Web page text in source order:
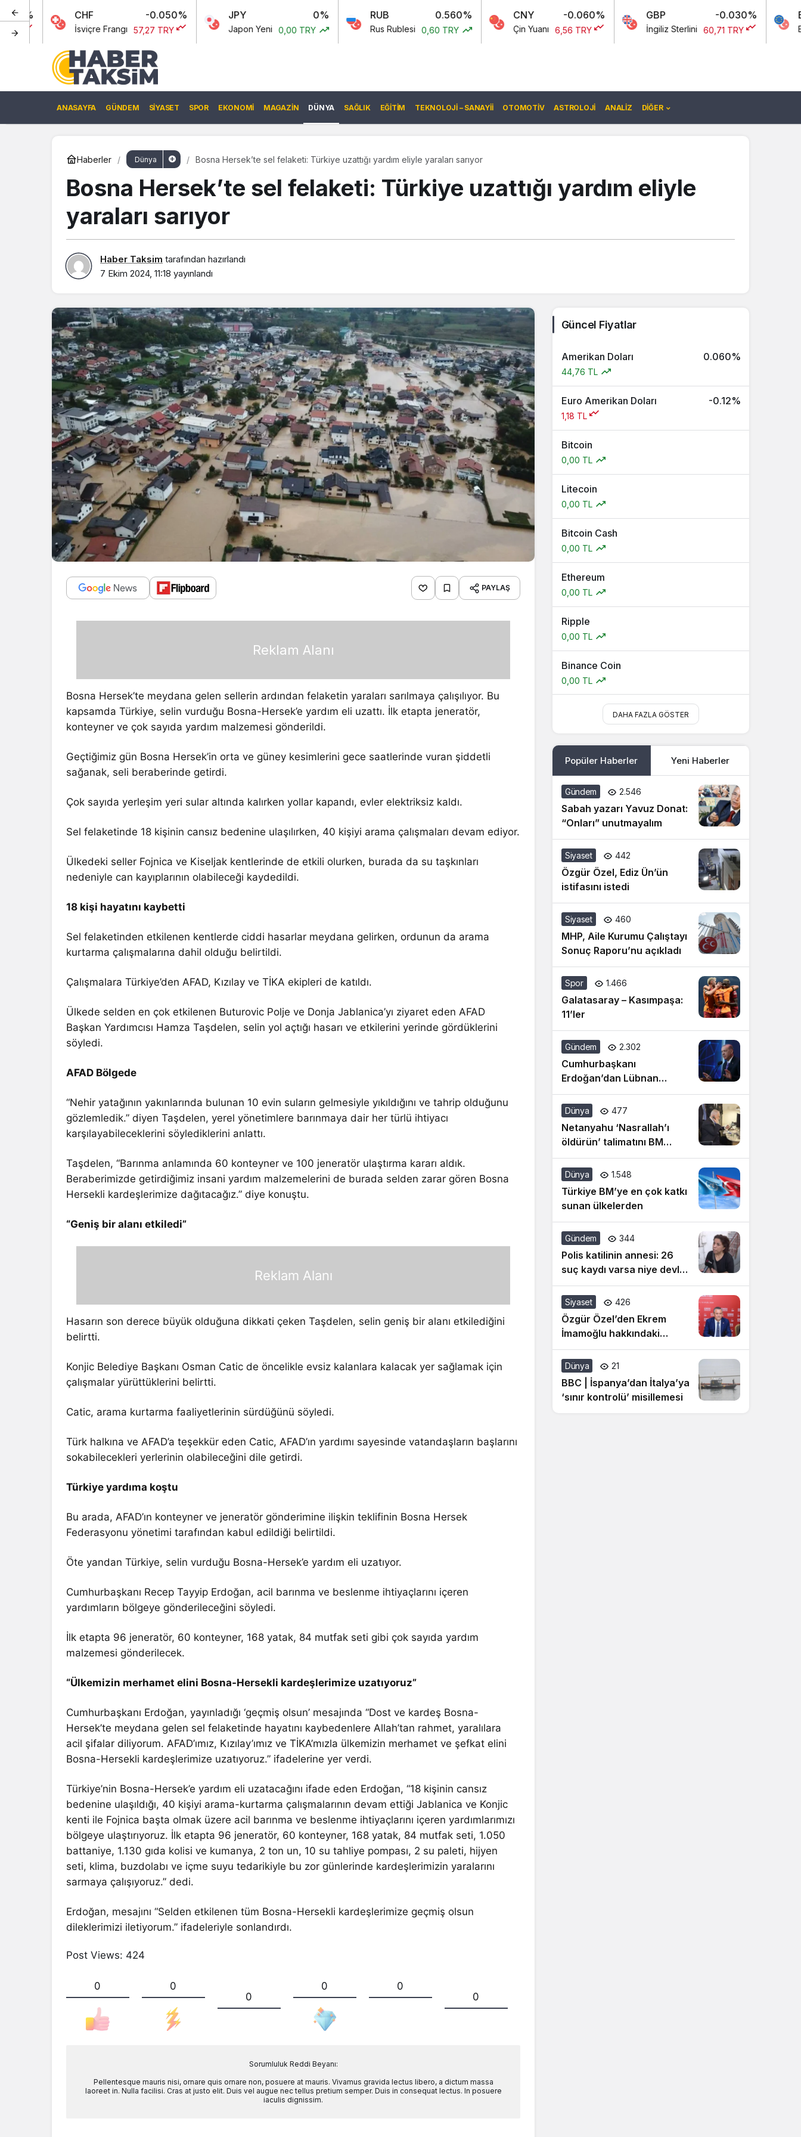
CHF
İsviçre Frangı 57,27 TRY
JPY
Japon Yeni 0,00 TRY
RUB 0.560%
Rus Rublesi 0,60 TRY
CNY -0.060%
Çin Yuanı 6,56 TRY
GBP -0.030%
İngiliz Sterlini 60,71 TRY
EURO/USD
Euro
ANASAYFA GÜNDEM SIYASET SPOR EKONOMI MAGAZIN DÜNYA SAĞLIK EĞITIM TEKNOLOJI – SANAYII OTOMOTIV ASTROLOJI ANALIZ DIĞER
Haberler Dünya Bosna Hersek’te sel felaketi: Türkiye uzattığı yardım eliyle yaraları sarıyor
Bosna Hersek’te sel felaketi: Türkiye uzattığı yardım eliyle
yaraları sarıyor
Haber Taksim tarafından hazırlandı
7 Ekim 2024, 11:18 yayınlandı
PAYLAŞ
Reklam Alanı
Bosna Hersek’te meydana gelen sellerin ardından felaketin yaraları sarılmaya çalışılıyor. Bu
kapsamda Türkiye, selin vurduğu Bosna-Hersek’e yardım eli uzattı. İlk etapta jeneratör,
konteyner ve çok sayıda yardım malzemesi gönderildi.
Geçtiğimiz gün Bosna Hersek’in orta ve güney kesimlerini gece saatlerinde vuran şiddetli
sağanak, seli beraberinde getirdi.
Çok sayıda yerleşim yeri sular altında kalırken yollar kapandı, evler elektriksiz kaldı.
Sel felaketinde 18 kişinin cansız bedenine ulaşılırken, 40 kişiyi arama çalışmaları devam ediyor.
Ülkedeki seller Fojnica ve Kiseljak kentlerinde de etkili olurken, burada da su taşkınları
nedeniyle can kayıplarının olabileceği kaydedildi.
18 kişi hayatını kaybetti
Sel felaketinden etkilenen kentlerde ciddi hasarlar meydana gelirken, ordunun da arama
kurtarma çalışmalarına dahil olduğu belirtildi.
Çalışmalara Türkiye’den AFAD, Kızılay ve TİKA ekipleri de katıldı.
Ülkede selden en çok etkilenen Buturovic Polje ve Donja Jablanica’yı ziyaret eden AFAD
Başkan Yardımcısı Hamza Taşdelen, selin yol açtığı hasarı ve etkilerini yerinde gördüklerini
söyledi.
AFAD Bölgede
“Nehir yatağının yakınlarında bulunan 10 evin suların gelmesiyle yıkıldığını ve tahrip olduğunu
gözlemledik.” diyen Taşdelen, yerel yönetimlere barınmaya dair her türlü ihtiyacı
karşılayabileceklerini söylediklerini anlattı.
Taşdelen, “Barınma anlamında 60 konteyner ve 100 jeneratör ulaştırma kararı aldık.
Beraberimizde getirdiğimiz insani yardım malzemelerini de burada selden zarar gören Bosna
Hersekli kardeşlerimize dağıtacağız.” diye konuştu.
“Geniş bir alanı etkiledi”
Reklam Alanı
Hasarın son derece büyük olduğuna dikkati çeken Taşdelen, selin geniş bir alanı etkilediğini
belirtti.
Konjic Belediye Başkanı Osman Catic de öncelikle evsiz kalanlara kalacak yer sağlamak için
çalışmalar yürüttüklerini belirtti.
Catic, arama kurtarma faaliyetlerinin sürdüğünü söyledi.
Türk halkına ve AFAD’a teşekkür eden Catic, AFAD’ın yardımı sayesinde vatandaşların başlarını
sokabilecekleri yerlerinin olabileceğini dile getirdi.
Türkiye yardıma koştu
Bu arada, AFAD’ın konteyner ve jeneratör gönderimine ilişkin teklifinin Bosna Hersek
Federasyonu yönetimi tarafından kabul edildiği belirtildi.
Öte yandan Türkiye, selin vurduğu Bosna-Hersek’e yardım eli uzatıyor.
Cumhurbaşkanı Recep Tayyip Erdoğan, acil barınma ve beslenme ihtiyaçlarını içeren
yardımların bölgeye gönderileceğini söyledi.
İlk etapta 96 jeneratör, 60 konteyner, 168 yatak, 84 mutfak seti gibi çok sayıda yardım
malzemesi gönderilecek.
“Ülkemizin merhamet elini Bosna-Hersekli kardeşlerimize uzatıyoruz”
Cumhurbaşkanı Erdoğan, yayınladığı ‘geçmiş olsun’ mesajında “Dost ve kardeş Bosna-
Hersek’te meydana gelen sel felaketinde hayatını kaybedenlere Allah’tan rahmet, yaralılara
acil şifalar diliyorum. AFAD’ımız, Kızılay’ımız ve TİKA’mızla ülkemizin merhamet ve şefkat elini
Bosna-Hersekli kardeşlerimize uzatıyoruz.” ifadelerine yer verdi.
Türkiye’nin Bosna-Hersek’e yardım eli uzatacağını ifade eden Erdoğan, “18 kişinin cansız
bedenine ulaşıldığı, 40 kişiyi arama-kurtarma çalışmalarının devam ettiği Jablanica ve Konjic
kenti ile Fojnica başta olmak üzere acil barınma ve beslenme ihtiyaçlarını içeren yardımlarımızı
bölgeye ulaştırıyoruz. İlk etapta 96 jeneratör, 60 konteyner, 168 yatak, 84 mutfak seti, 1.050
battaniye, 1.130 gıda kolisi ve kumanya, 2 ton un, 10 su tahliye pompası, 2 su paleti, hijyen
seti, klima, buzdolabı ve içme suyu tedarikiyle bu zor günlerinde kardeşlerimizin yaralarını
sarmaya çalışıyoruz.” dedi.
Erdoğan, mesajını “Selden etkilenen tüm Bosna-Hersekli kardeşlerimize geçmiş olsun
dileklerimizi iletiyorum.” ifadeleriyle sonlandırdı.
Post Views: 424
0
0
0
0
0
0
Sorumluluk Reddi Beyanı:
Pellentesque mauris nisi, ornare quis ornare non, posuere at mauris. Vivamus gravida lectus libero, a dictum massa
laoreet in. Nulla facilisi. Cras at justo elit. Duis vel augue nec tellus pretium semper. Duis in consequat lectus. In posuere
iaculis dignissim.
Güncel Fiyatlar
Amerikan Doları 0.060%
44,76 TL
Euro Amerikan Doları -0.12%
1,18 TL
Bitcoin
0,00 TL
Litecoin
0,00 TL
Bitcoin Cash
0,00 TL
Ethereum
0,00 TL
Ripple
0,00 TL
Binance Coin
0,00 TL
DAHA FAZLA GÖSTER
Popüler Haberler Yeni Haberler
Gündem 2.546
Sabah yazarı Yavuz Donat:
“Onları” unutmayalım
Siyaset 442
Özgür Özel, Ediz Ün’ün
istifasını istedi
Siyaset 460
MHP, Aile Kurumu Çalıştayı
Sonuç Raporu’nu açıkladı
Spor 1.466
Galatasaray – Kasımpaşa:
11’ler
Gündem 2.302
Cumhurbaşkanı
Erdoğan’dan Lübnan
açıklaması: İsrail’in cinnet
siyasetine artık dur
denilmeli
Dünya 477
Netanyahu ‘Nasrallah’ı
öldürün’ talimatını BM
konuşması öncesi vermiş!
Dünya 1.548
Türkiye BM’ye en çok katkı
sunan ülkelerden
Gündem 344
Polis katilinin annesi: 26
suç kaydı varsa niye devlet
bunu almadı
Siyaset 426
Özgür Özel’den Ekrem
İmamoğlu hakkındaki
hakaret davasına ilişkin
açıklama
Dünya 21
BBC | İspanya’dan İtalya’ya
‘sınır kontrolü’ misillemesi